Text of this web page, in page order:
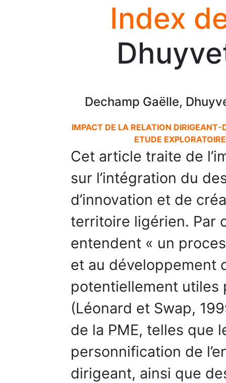
Index
Dechamp Gaëlle,
IMPACT DE LA RELATION DIRIGEANT-
ETUDE
Cet article traite de
sur l’intégration du
d’innovation et de
territoire ligérien. Par
entendent « un
et au développement
potentiellement utiles
(Léonard et Swap,
de la PME, telles que
personnification de
dirigeant, ainsi que